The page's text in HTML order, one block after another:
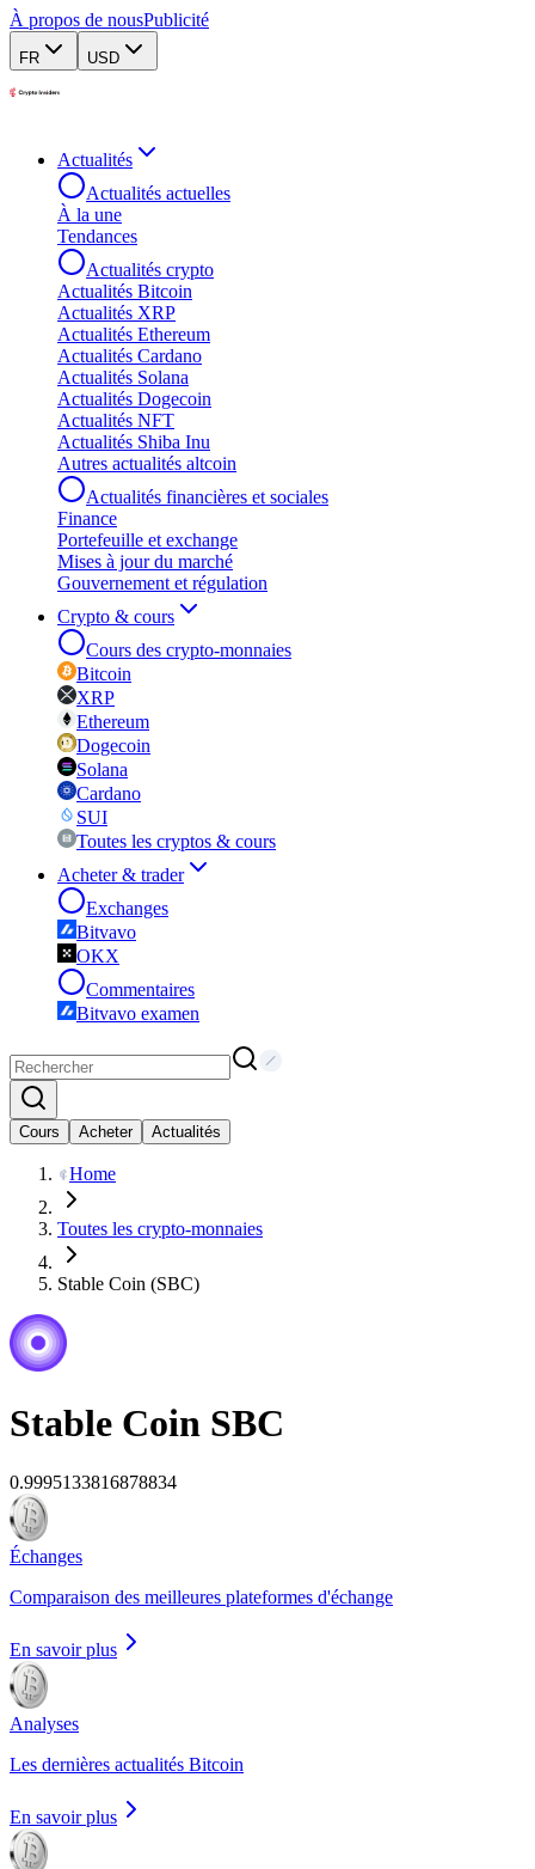
À propos de nousPublicité
FR USD
Actualités
Actualités actuelles
À la une
Tendances
Actualités crypto
Actualités Bitcoin
Actualités XRP
Actualités Ethereum
Actualités Cardano
Actualités Solana
Actualités Dogecoin
Actualités NFT
Actualités Shiba Inu
Autres actualités altcoin
Actualités financières et sociales
Finance
Portefeuille et exchange
Mises à jour du marché
Gouvernement et régulation
Crypto & cours
Cours des crypto-monnaies
Bitcoin
XRP
Ethereum
Dogecoin
Solana
Cardano
SUI
Toutes les cryptos & cours
Acheter & trader
Exchanges
Bitvavo
OKX
Commentaires
Bitvavo examen
Cours Acheter Actualités
Home
Toutes les crypto-monnaies
Stable Coin (SBC)
Stable Coin SBC
0.9995133816878834
Échanges
Comparaison des meilleures plateformes d'échange
En savoir plus
Analyses
Les dernières actualités Bitcoin
En savoir plus